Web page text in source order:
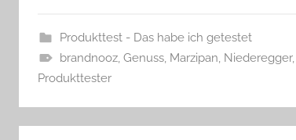
Produkttest - Das habe ich getestet
brandnooz, Genuss, Marzipan, Niederegger,
Produkttester